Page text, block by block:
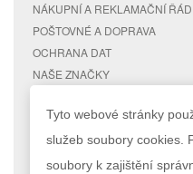
NÁKUPNÍ A REKLAMAČNÍ ŘÁD
POŠTOVNÉ A DOPRAVA
OCHRANA DAT
NAŠE ZNAČKY
RYCHLÉ ODKAZY
Tyto webové stránky
služeb soubory cookies.
soubory k zajištění